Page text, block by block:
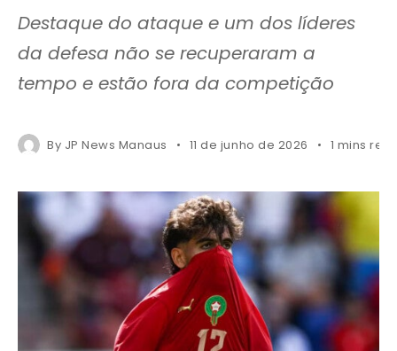
Destaque do ataque e um dos líderes
da defesa não se recuperaram a
tempo e estão fora da competição
By JP News Manaus 11 de junho de 2026 1 mins